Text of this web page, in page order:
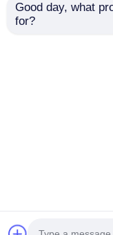
380V 50HZ Plastic
Good day, what
for?